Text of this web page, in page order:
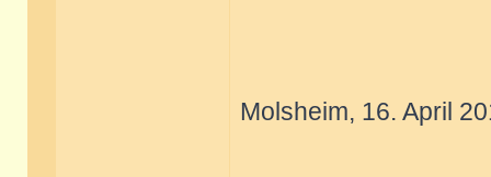
Molsheim, 16. April